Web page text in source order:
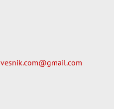
vesnik.com@gmail.com